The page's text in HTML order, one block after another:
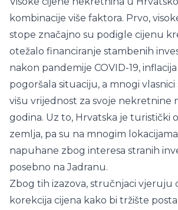
kombinacije više faktora. Prvo,
stope značajno su podigle cijenu
otežalo financiranje stambenih
nakon pandemije COVID-19,
pogoršala situaciju, a mnogi
višu vrijednost za svoje nekretnine
godina. Uz to, Hrvatska je turistički
zemlja, pa su na mnogim
napuhane zbog interesa stranih
posebno na Jadranu.
Zbog tih izazova, stručnjaci vjeruju
korekcija cijena kako bi tržište